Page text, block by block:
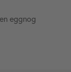
eggnog